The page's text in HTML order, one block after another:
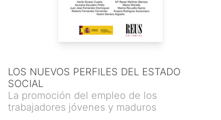
LOS NUEVOS PERFILES DEL ESTADO
SOCIAL
La promoción del empleo de los
trabajadores jóvenes y maduros